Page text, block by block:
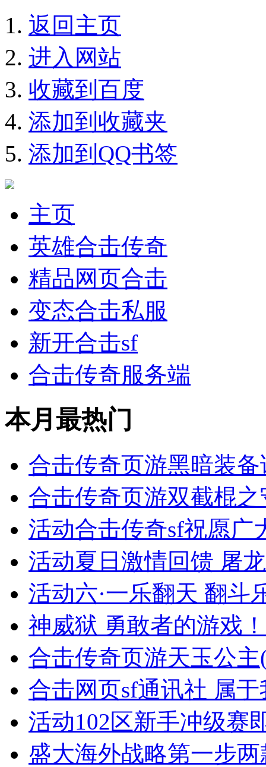
返回主页
进入网站
收藏到百度
添加到收藏夹
添加到QQ书签
主页
英雄合击传奇
精品网页合击
变态合击私服
新开合击sf
合击传奇服务端
本月最热门
合击传奇页游黑暗装
合击传奇页游双截棍
活动合击传奇sf祝愿广
活动夏日激情回馈 屠
活动六·一乐翻天 翻斗
神威狱 勇敢者的游戏！
合击传奇页游天玉公
合击网页sf通讯社 属
活动102区新手冲级赛
盛大海外战略第一步